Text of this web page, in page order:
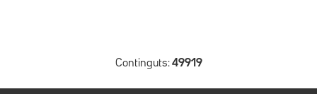
Continguts: 49919